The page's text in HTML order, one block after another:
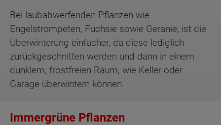
Bei laubabwerfenden Pflanzen wie
Engelstrompeten, Fuchsie sowie Geranie, ist die
Überwinterung einfacher, da diese lediglich
zurückgeschnitten werden und dann in einem
dunklem, frostfreien Raum, wie Keller oder
Garage überwintern können.
Immergrüne Pflanzen